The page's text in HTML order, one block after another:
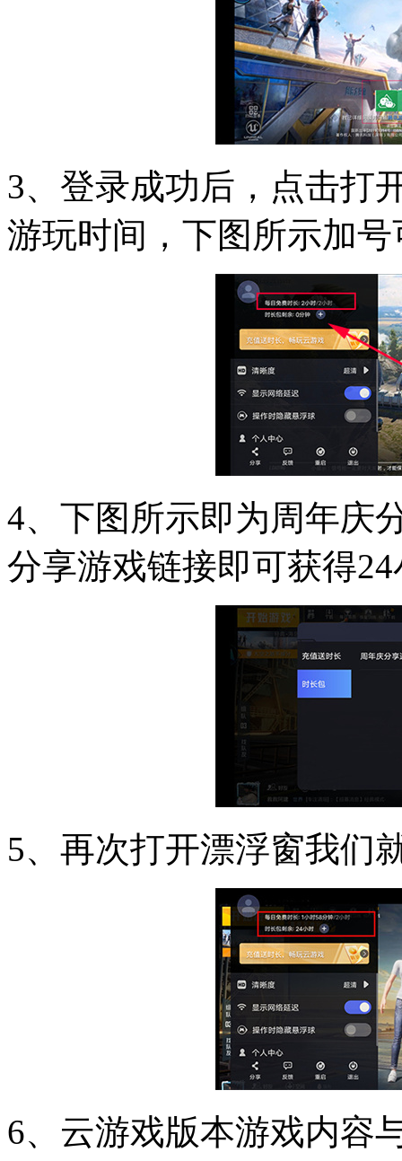
3、登录成功后，点击打
游玩时间，下图所示加
4、下图所示即为周年庆
分享游戏链接即可获得
5、再次打开漂浮窗我们
6、云游戏版本游戏内容